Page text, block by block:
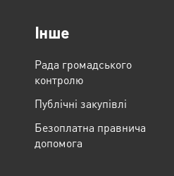
Інше
Рада громадського
контролю
Публічні закупівлі
Безоплатна правнича
допомога